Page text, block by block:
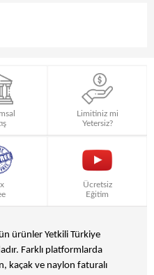
Limitiniz mi
Yetersiz?
Ücretsiz
Eğitim
ürünler Yetkili Türkiye
Farklı platformlarda
kaçak ve naylon faturalı